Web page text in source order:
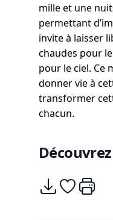
mille et une
permettant
invite à laisser
chaudes pour
pour le ciel. Ce
donner vie à
transformer
chacun.
Télécharger
Ajouter à
Imprimer